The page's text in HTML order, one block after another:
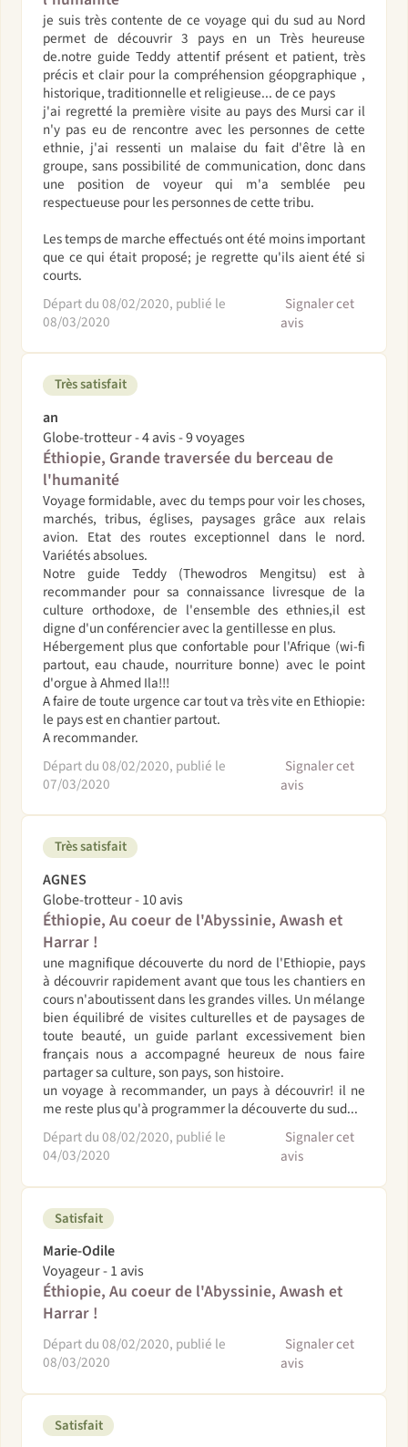
je suis très contente de ce voyage qui du sud au Nord
permet de découvrir 3 pays en un Très heureuse
de.notre guide Teddy attentif présent et patient, très
précis et clair pour la compréhension géopgraphique ,
historique, traditionnelle et religieuse... de ce pays
j'ai regretté la première visite au pays des Mursi car il
n'y pas eu de rencontre avec les personnes de cette
ethnie, j'ai ressenti un malaise du fait d'être là en
groupe, sans possibilité de communication, donc dans
une position de voyeur qui m'a semblée peu
respectueuse pour les personnes de cette tribu.
Les temps de marche effectués ont été moins important
que ce qui était proposé; je regrette qu'ils aient été si
courts.
Départ du 08/02/2020, publié le
08/03/2020
Signaler cet
avis
Très satisfait
an
Globe-trotteur - 4 avis - 9 voyages
Éthiopie, Grande traversée du berceau de
l'humanité
Voyage formidable, avec du temps pour voir les choses,
marchés, tribus, églises, paysages grâce aux relais
avion. Etat des routes exceptionnel dans le nord.
Variétés absolues.
Notre guide Teddy (Thewodros Mengitsu) est à
recommander pour sa connaissance livresque de la
culture orthodoxe, de l'ensemble des ethnies,il est
digne d'un conférencier avec la gentillesse en plus.
Hébergement plus que confortable pour l'Afrique (wi-fi
partout, eau chaude, nourriture bonne) avec le point
d'orgue à Ahmed Ila!!!
A faire de toute urgence car tout va très vite en Ethiopie:
le pays est en chantier partout.
A recommander.
Départ du 08/02/2020, publié le
07/03/2020
Signaler cet
avis
Très satisfait
AGNES
Globe-trotteur - 10 avis
Éthiopie, Au coeur de l'Abyssinie, Awash et
Harrar !
une magnifique découverte du nord de l'Ethiopie, pays
à découvrir rapidement avant que tous les chantiers en
cours n'aboutissent dans les grandes villes. Un mélange
bien équilibré de visites culturelles et de paysages de
toute beauté, un guide parlant excessivement bien
français nous a accompagné heureux de nous faire
partager sa culture, son pays, son histoire.
un voyage à recommander, un pays à découvrir! il ne
me reste plus qu'à programmer la découverte du sud...
Départ du 08/02/2020, publié le
04/03/2020
Signaler cet
avis
Satisfait
Marie-Odile
Voyageur - 1 avis
Éthiopie, Au coeur de l'Abyssinie, Awash et
Harrar !
Départ du 08/02/2020, publié le
08/03/2020
Signaler cet
avis
Satisfait